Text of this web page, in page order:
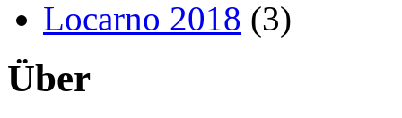
Locarno 2018 (3)
Über